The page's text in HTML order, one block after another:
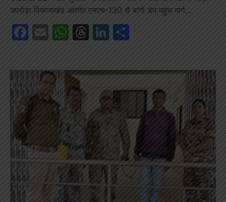
उपरोड़ा विकासखंड अंतर्गत एनएच-130 से बांगो डेम पहुंच मार्ग…
Facebook
EmailWhatsApp
Threads
LinkedIn